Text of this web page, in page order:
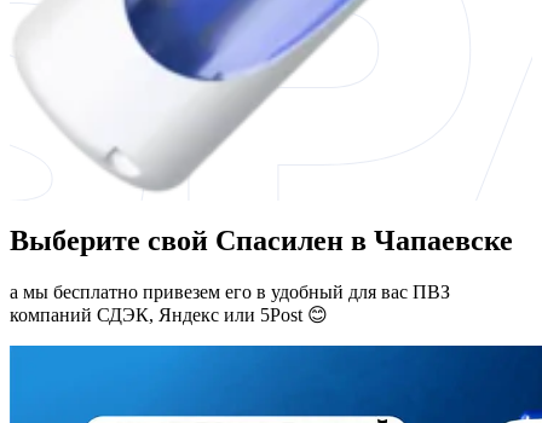
Выберите свой Спасилен в Чапаевске
а мы бесплатно привезем его в удобный для вас ПВЗ
компаний СДЭК, Яндекс или 5Post 😊